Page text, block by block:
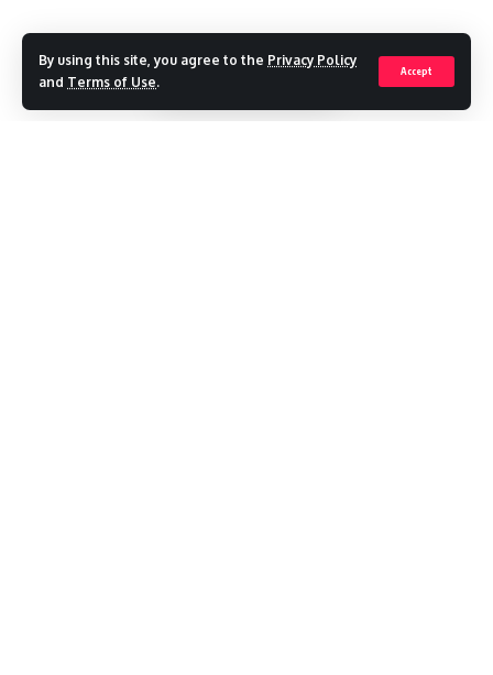
By using this site, you agree to the Privacy Policy
and Terms of Use.
Accept
Facebook